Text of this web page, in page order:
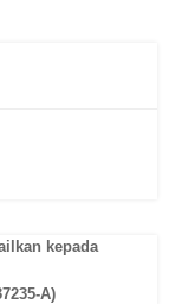
kepada
A)